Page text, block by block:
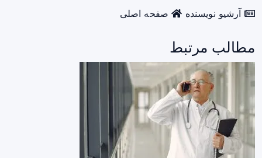
آرشیو نویسنده صفحه اصلی
مطالب مرتبط